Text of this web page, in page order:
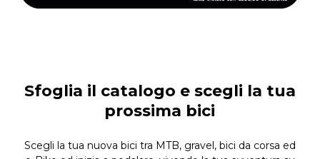
Sfoglia il catalogo e scegli la tua
prossima bici
Scegli la tua nuova bici tra MTB, gravel, bici da corsa ed